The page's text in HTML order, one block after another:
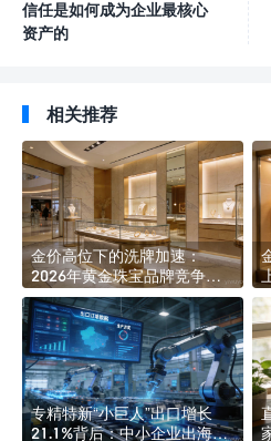
信任是如何成为企业最核心
资产的
相关推荐
金价高位下的洗牌加速：
2026年黄金珠宝品牌竞争格
局深度解析
专精特新“小巨人”出口增长
21.1%背后：中小企业出海的